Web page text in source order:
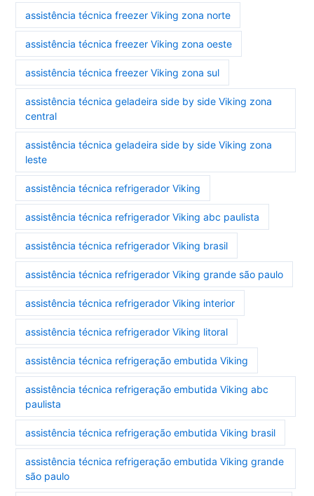
assistência técnica freezer Viking zona norte
assistência técnica freezer Viking zona oeste
assistência técnica freezer Viking zona sul
assistência técnica geladeira side by side Viking zona
central
assistência técnica geladeira side by side Viking zona
leste
assistência técnica refrigerador Viking
assistência técnica refrigerador Viking abc paulista
assistência técnica refrigerador Viking brasil
assistência técnica refrigerador Viking grande são paulo
assistência técnica refrigerador Viking interior
assistência técnica refrigerador Viking litoral
assistência técnica refrigeração embutida Viking
assistência técnica refrigeração embutida Viking abc
paulista
assistência técnica refrigeração embutida Viking brasil
assistência técnica refrigeração embutida Viking grande
são paulo